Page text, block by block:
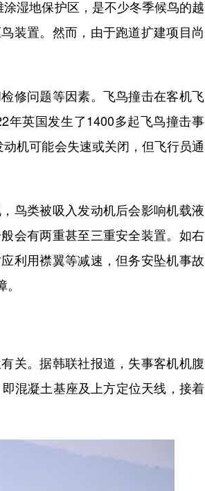
湿地保护区，是不少冬季候鸟的越
装置。然而，由于跑道扩建项目尚
修问题等因素。飞鸟撞击在客机飞
年英国发生了1400多起飞鸟撞击事
机可能会失速或关闭，但飞行员通
鸟类被吸入发动机后会影响机载液
会有两重甚至三重安全装置。如右
利用襟翼等减速，但务安坠机事故
关。据韩联社报道，失事客机机腹
混凝土基座及上方定位天线，接着